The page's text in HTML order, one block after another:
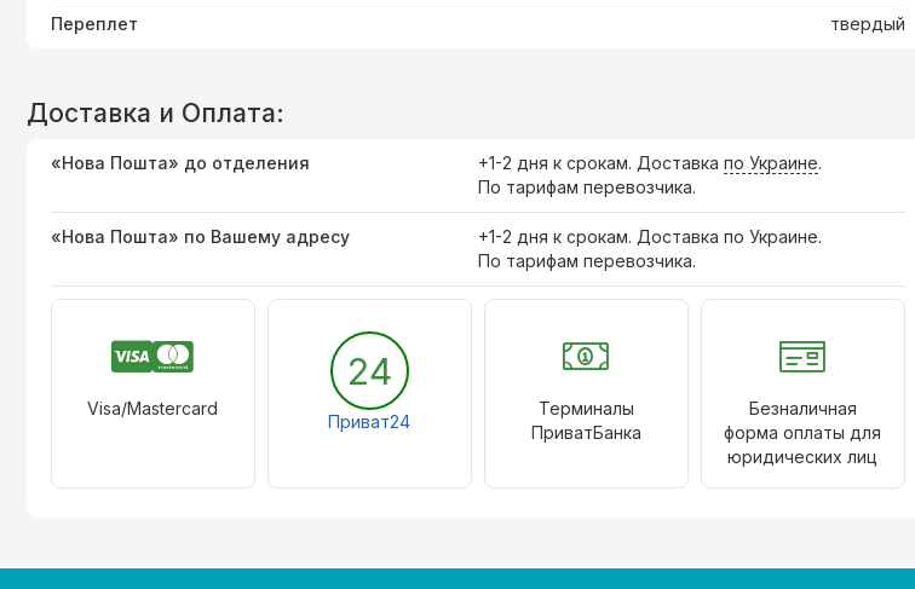
Переплет твердый
Доставка и Оплата:
«Нова Пошта» до отделения +1-2 дня к срокам. Доставка по Украине.
По тарифам перевозчика.
«Нова Пошта» по Вашему адресу
+1-2 дня к срокам. Доставка по Украине.
По тарифам перевозчика.
Visa/Mastercard
24
Приват24
Терминалы
ПриватБанка
Безналичная
форма оплаты для
юридических лиц